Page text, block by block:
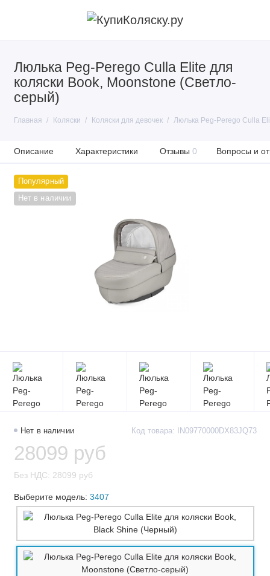
Люлька Peg-Perego Culla Elite для
коляски Book, Moonstone (Светло-
серый)
Главная Коляски Коляски для девочек Люлька Peg-Perego Culla
Описание Характеристики Отзывы 0 Вопросы и
Популярный
Нет в наличии
Нет в наличии Код товара: IN09770000DX83JQ73
28099 руб
Без НДС: 28099 руб
Выберите модель: 3407